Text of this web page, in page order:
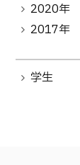
2020年
2017年
学生